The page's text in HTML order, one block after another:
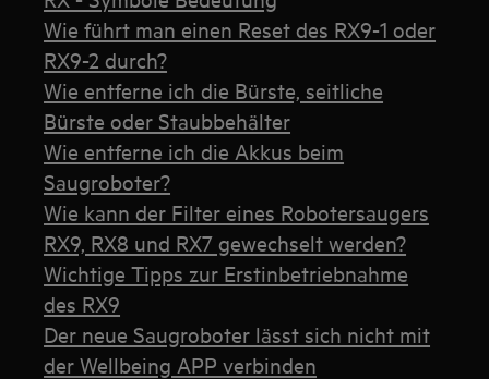
Wie führt man einen Reset des RX9-1 oder
RX9-2 durch?
Wie entferne ich die Bürste, seitliche
Bürste oder Staubbehälter
Wie entferne ich die Akkus beim
Saugroboter?
Wie kann der Filter eines Robotersaugers
RX9, RX8 und RX7 gewechselt werden?
Wichtige Tipps zur Erstinbetriebnahme
des RX9
Der neue Saugroboter lässt sich nicht mit
der Wellbeing APP verbinden